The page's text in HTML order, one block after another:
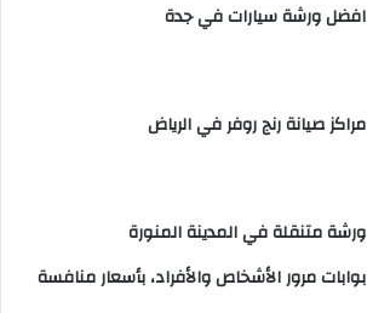
افضل ورشة سيارات في جدة
مراكز صيانة رنج روفر في الرياض
ورشة متنقلة في المدينة المنورة
بوابات مرور الأشخاص والأفراد، بأسعار منافسة